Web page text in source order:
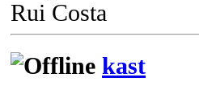
Rui Costa
kast